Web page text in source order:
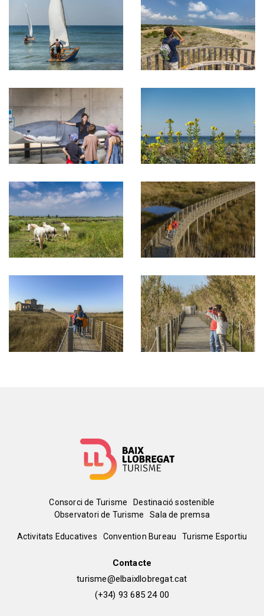
Menú
del
Consorci de Turisme
Destinació sostenible
Observatori de Turisme
Sala de premsa
Peu
Activitats Educatives Convention Bureau Turisme Esportiu
Contacte
turisme@elbaixllobregat.cat
(+34) 93 685 24 00